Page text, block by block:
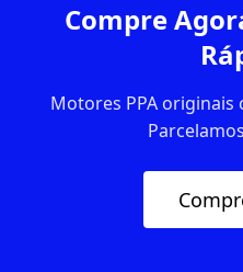
Compre
Motores PPA